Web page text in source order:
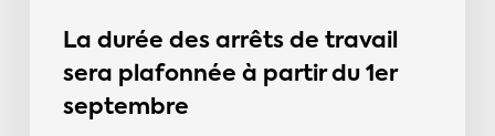
La durée des arrêts de travail
sera plafonnée à partir du 1er
septembre